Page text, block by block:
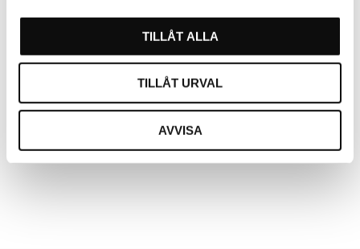
TILLÅT ALLA
TILLÅT URVAL
AVVISA
vara inloggad.
LOGGA IN SKAPA KONTO